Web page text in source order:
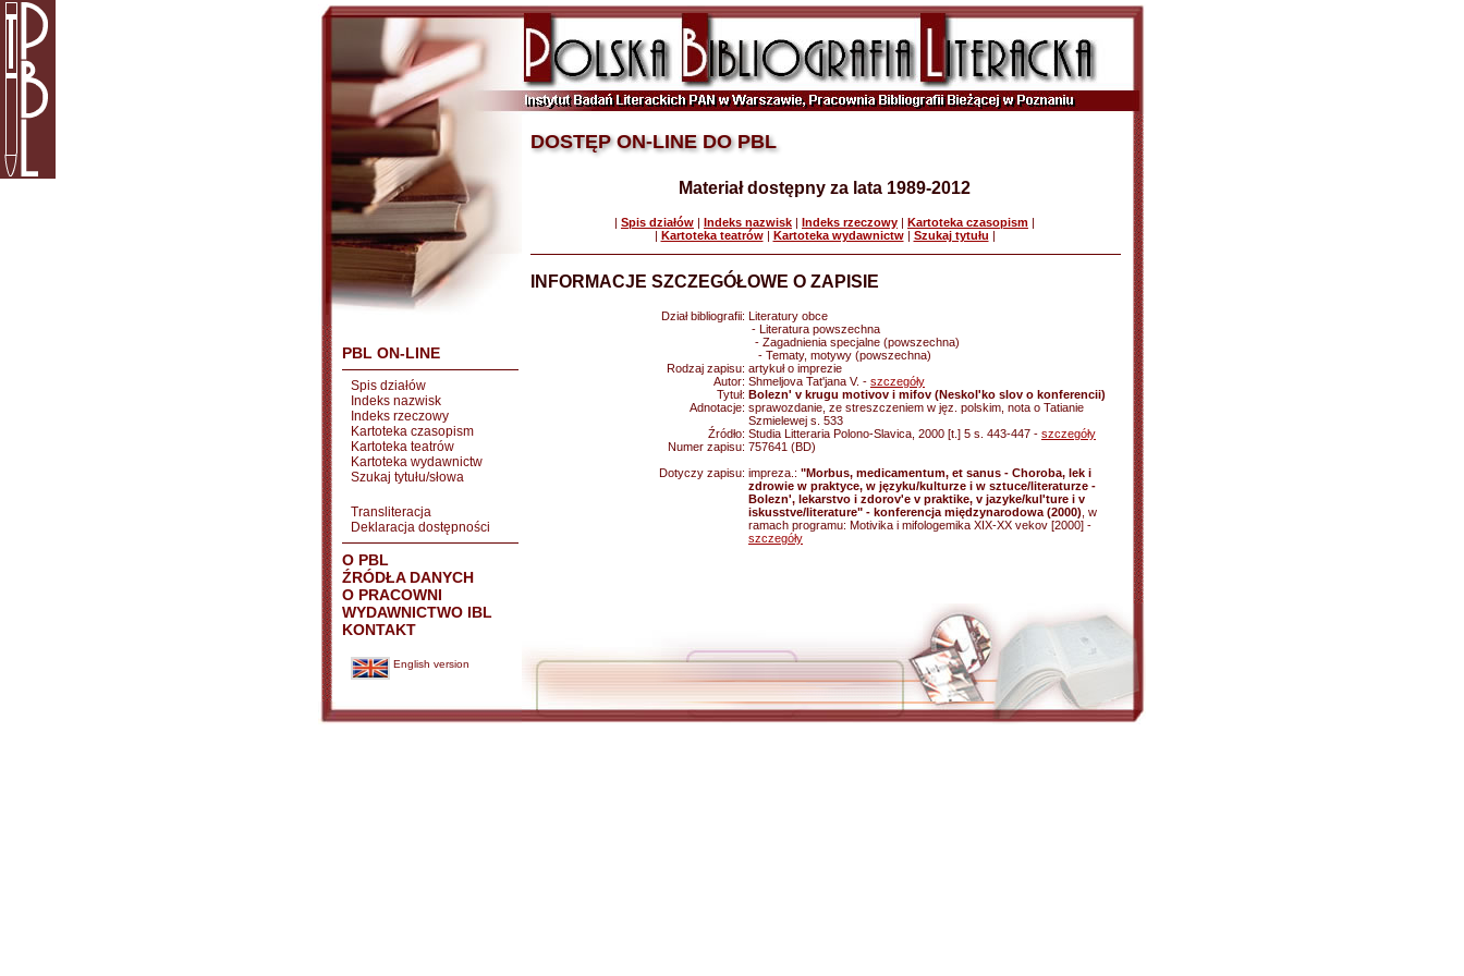
PBL ON-LINE
Spis działów
Indeks nazwisk
Indeks rzeczowy
Kartoteka czasopism
Kartoteka teatrów
Kartoteka wydawnictw
Szukaj tytułu/słowa
Transliteracja
Deklaracja dostępności
O PBL
ŹRÓDŁA DANYCH
O PRACOWNI
WYDAWNICTWO IBL
KONTAKT
English version
DOSTĘP ON-LINE DO PBL
Materiał dostępny za lata 1989-2012
| Spis działów | Indeks nazwisk | Indeks rzeczowy | Kartoteka czasopism |
| Kartoteka teatrów| Kartoteka wydawnictw| Szukaj tytułu |
INFORMACJE SZCZEGÓŁOWE O ZAPISIE
Dział bibliografii: Literatury obce
- Literatura powszechna
- Zagadnienia specjalne (powszechna)
- Tematy, motywy (powszechna)
Rodzaj zapisu: artykuł o imprezie
Autor: Shmeljova Tat'jana V. - szczegóły
Tytuł: Bolezn' v krugu motivov i mifov (Neskol'ko slov o konferencii)
Adnotacje: sprawozdanie, ze streszczeniem w jęz. polskim, nota o Tatianie
Szmielewej s. 533
Źródło: Studia Litteraria Polono-Slavica, 2000 [t.] 5 s. 443-447 - szczegóły
Numer zapisu: 757641 (BD)
Dotyczy zapisu: impreza.: "Morbus, medicamentum, et sanus - Choroba, lek i
zdrowie w praktyce, w języku/kulturze i w sztuce/literaturze -
Bolezn', lekarstvo i zdorov'e v praktike, v jazyke/kul'ture i v
iskusstve/literature" - konferencja międzynarodowa (2000) , w
ramach programu: Motivika i mifologemika XIX-XX vekov [2000] -
szczegóły